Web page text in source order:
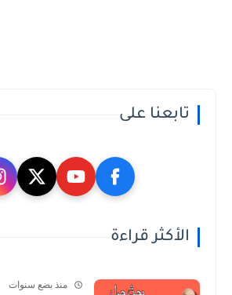
تابعنا على
الأكثر قراءة
منذ بضع سنوات